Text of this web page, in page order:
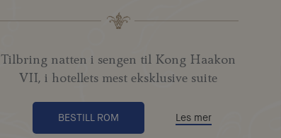
Tilbring natten i sengen til Kong Haakon
VII, i hotellets mest eksklusive suite
BESTILL ROM Les mer